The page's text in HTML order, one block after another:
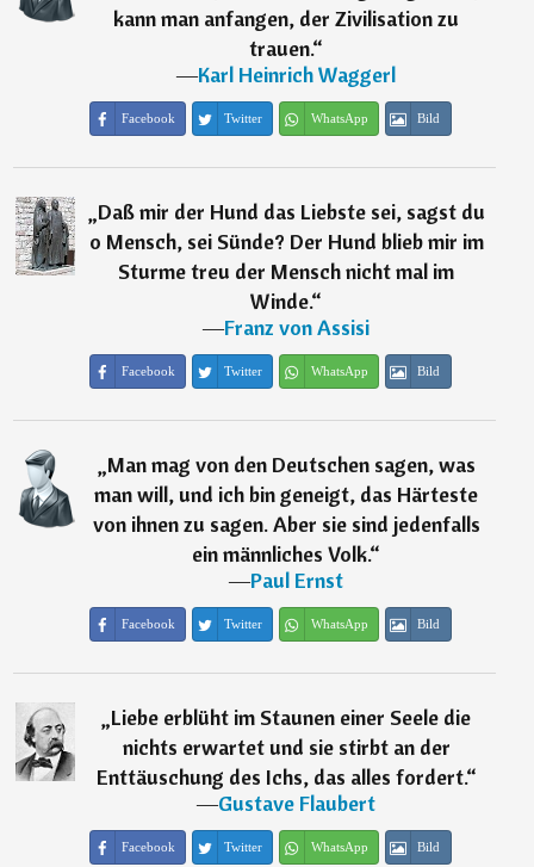
kann man anfangen, der Zivilisation zu
trauen.“
―Karl Heinrich Waggerl
Facebook Twitter WhatsApp Bild
„Daß mir der Hund das Liebste sei, sagst du
o Mensch, sei Sünde? Der Hund blieb mir im
Sturme treu der Mensch nicht mal im
Winde.“
―Franz von Assisi
Facebook Twitter WhatsApp Bild
„Man mag von den Deutschen sagen, was
man will, und ich bin geneigt, das Härteste
von ihnen zu sagen. Aber sie sind jedenfalls
ein männliches Volk.“
―Paul Ernst
Facebook Twitter WhatsApp Bild
„Liebe erblüht im Staunen einer Seele die
nichts erwartet und sie stirbt an der
Enttäuschung des Ichs, das alles fordert.“
―Gustave Flaubert
Facebook Twitter WhatsApp Bild